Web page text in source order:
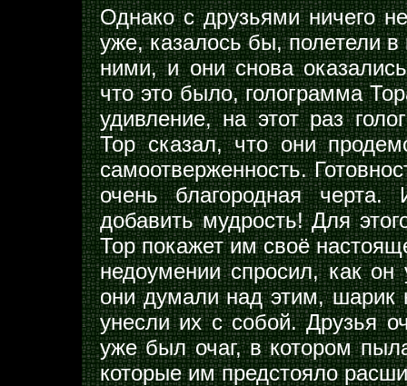
Однако с друзьями ничего
уже, казалось бы, полетели в
ними, и они снова
что это было, голограмма
удивление, на этот раз
Тор сказал, что они
самоотверженность.
очень благородная
добавить мудрость! Для
Тор покажет им своё
недоумении спросил, как
они думали над этим, шарик
унесли их с собой. Друзья
уже был очаг, в котором
которые им предстояло